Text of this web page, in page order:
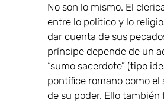
No son lo mismo. El
entre lo político y lo
dar cuenta de sus
príncipe depende de un
“sumo sacerdote” (tipo
pontífice romano como el
de su poder. Ello